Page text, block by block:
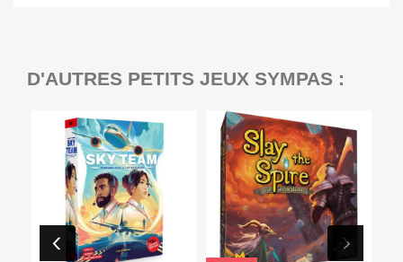
D'AUTRES PETITS JEUX SYMPAS :